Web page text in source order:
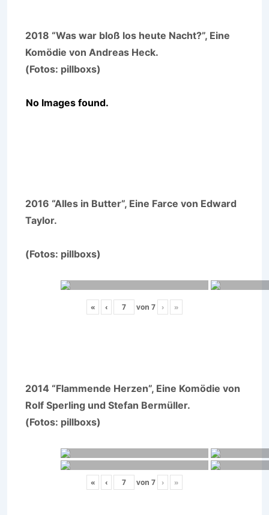
2018 “Was war bloß los heute Nacht?”, Eine
Komödie von Andreas Heck.
(Fotos: pillboxs)
No Images found.
2016 “Alles in Butter”, Eine Farce von Edward
Taylor.
(Fotos: pillboxs)
« ‹ von 7 › »
2014 “Flammende Herzen”, Eine Komödie von
Rolf Sperling und Stefan Bermüller.
(Fotos: pillboxs)
« ‹ von 7 › »